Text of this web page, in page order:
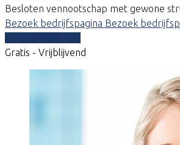
Besloten vennootschap met gewone
Bezoek bedrijfspagina Bezoek
Gratis - Vrijblijvend